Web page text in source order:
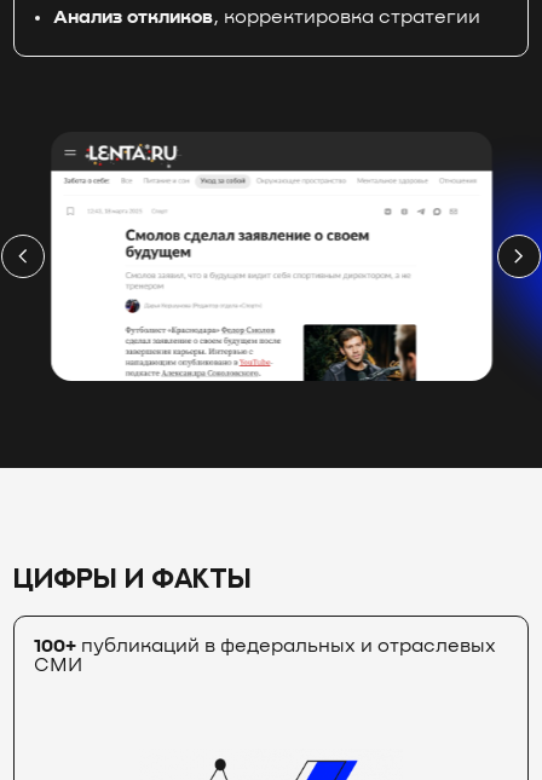
Анализ откликов, корректировка стратегии
ЦИФРЫ И ФАКТЫ
100+ публикаций в федеральных и отраслевых
СМИ